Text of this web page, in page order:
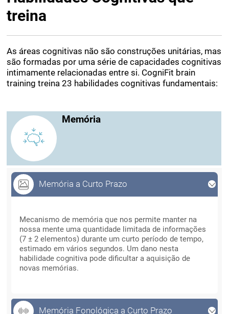
Habilidades Cognitivas que
As áreas cognitivas não são construções unitárias, mas
são formadas por uma série de capacidades cognitivas
intimamente relacionadas entre si. CogniFit brain
Memória a Curto Prazo
Memória a Curto Prazo
Mecanismo de memória que nos permite manter na
nossa mente uma quantidade limitada de informações
(7 ± 2 elementos) durante um curto período de tempo,
estimado em vários segundos. Um dano nesta
habilidade cognitiva pode dificultar a aquisição de